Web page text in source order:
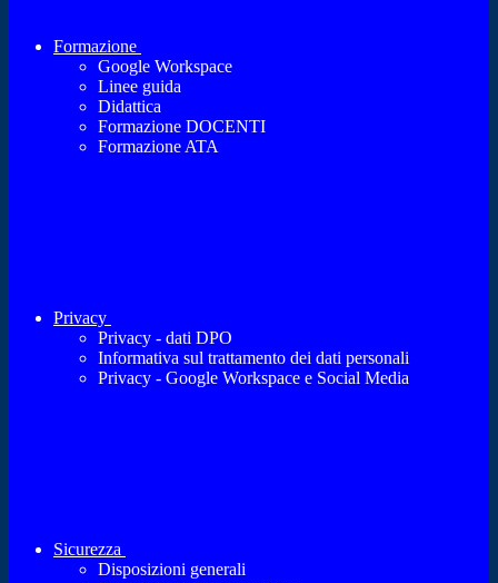
Formazione
Google Workspace
Linee guida
Didattica
Formazione DOCENTI
Formazione ATA
Privacy
Privacy - dati DPO
Informativa sul trattamento dei dati personali
Privacy - Google Workspace e Social Media
Sicurezza
Disposizioni generali